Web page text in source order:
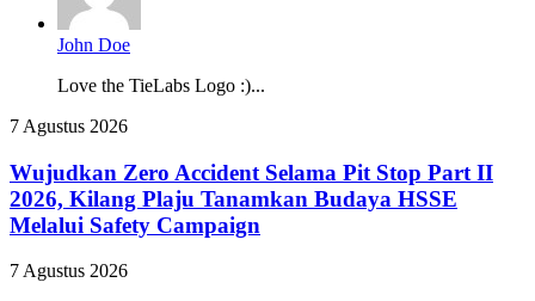
John Doe
Love the TieLabs Logo :)...
Wujudkan
Accident
Selama
Pit
Stop
II
7 Agustus 2026
Wujudkan Zero Accident Selama Pit Stop Part II
2026, Kilang Plaju Tanamkan Budaya HSSE
Melalui Safety Campaign
RS
7 Agustus 2026